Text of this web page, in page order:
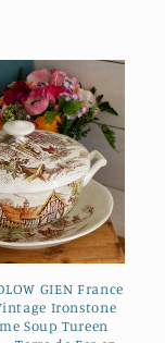
GIEN France
Ironstone
Soup Tureen